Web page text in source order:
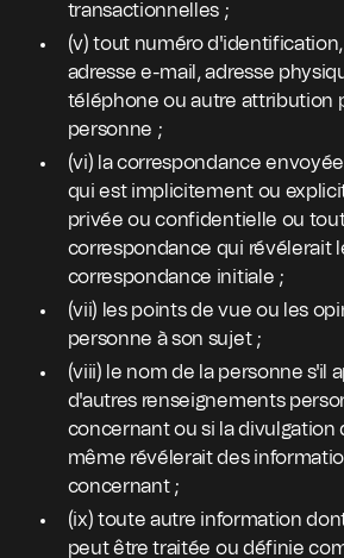
transactionnelles ;
(v) tout numéro
adresse e-mail, adresse
téléphone ou autre attribution
personne ;
(vi) la correspondance
qui est implicitement ou
privée ou confidentielle ou
correspondance qui révélerait
correspondance initiale ;
(vii) les points de vue ou les
personne à son sujet ;
(viii) le nom de la personne s'il
d'autres renseignements
concernant ou si la divulgation
même révélerait des
concernant ;
(ix) toute autre information
peut être traitée ou définie